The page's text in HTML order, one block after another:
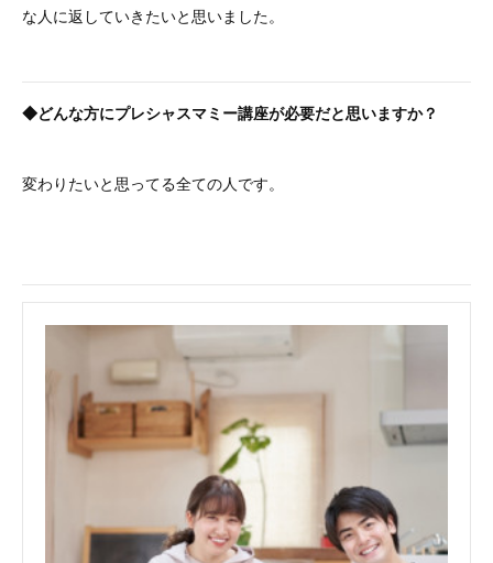
な人に返していきたいと思いました。
◆どんな方にプレシャスマミー講座が必要だと思いますか？
変わりたいと思ってる全ての人です。